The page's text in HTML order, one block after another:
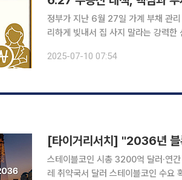
정부가 지난 6월 27일 가계 부채 관
리하게 빚내서 집 사지 말라는 강력
증가하자 정부는 강도 높은 규제 카드
2025-07-10 07:54
스테이블코인 시총 3200억 달러·연
레 취약국서 달러 스테이블코인 수요